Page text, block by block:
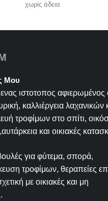
χωρίς άδεια.
Μου
ιστοτοπος αφιερωμένος
καλλιέργεια λαχανικών
τροφίμων στο σπίτι,
και οικιακές
για φύτεμα, σπορά,
τροφίμων, θεραπείες
με οικιακές και μη